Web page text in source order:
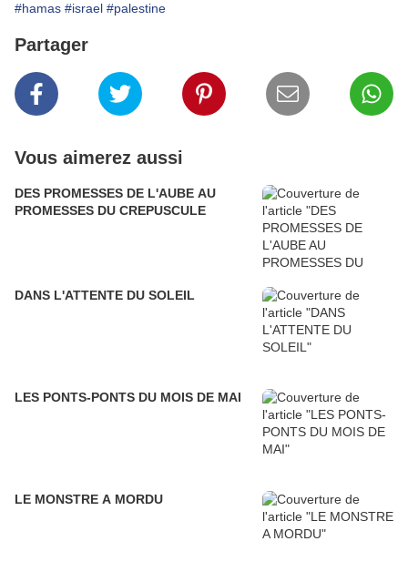
#hamas #israel #palestine
Partager
Vous aimerez aussi
DES PROMESSES DE L'AUBE AU
PROMESSES DU CREPUSCULE
DANS L'ATTENTE DU SOLEIL
LES PONTS-PONTS DU MOIS DE MAI
LE MONSTRE A MORDU